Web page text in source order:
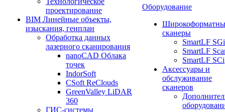
проектирование
BIM Линейные объекты,
изыскания, генплан
Обработка данных
лазерного сканирования
nanoCAD Облака
точек
IndorSoft
CSoft ReClouds
GreenValley LiDAR
360
ГИС-системы
Оборудование
сканеры
SmartLF SGi
SmartLF
SmartLF SCi
Аксессуары и
обслуживание
сканеров